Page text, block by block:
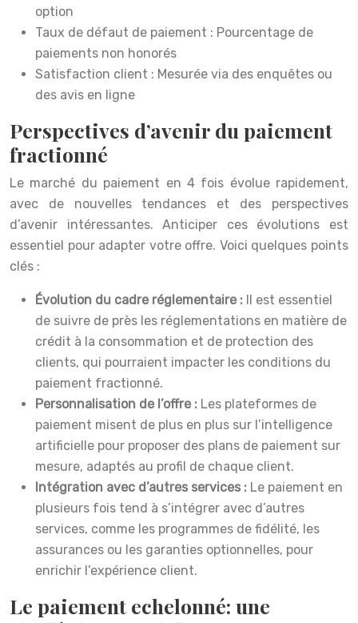
option
Taux de défaut de paiement : Pourcentage de
paiements non honorés
Satisfaction client : Mesurée via des enquêtes ou
des avis en ligne
Perspectives d’avenir du paiement
fractionné
Le marché du paiement en 4 fois évolue rapidement,
avec de nouvelles tendances et des perspectives
d’avenir intéressantes. Anticiper ces évolutions est
essentiel pour adapter votre offre. Voici quelques points
clés :
Évolution du cadre réglementaire : Il est essentiel
de suivre de près les réglementations en matière de
crédit à la consommation et de protection des
clients, qui pourraient impacter les conditions du
paiement fractionné.
Personnalisation de l’offre : Les plateformes de
paiement misent de plus en plus sur l’intelligence
artificielle pour proposer des plans de paiement sur
mesure, adaptés au profil de chaque client.
Intégration avec d’autres services : Le paiement en
plusieurs fois tend à s’intégrer avec d’autres
services, comme les programmes de fidélité, les
assurances ou les garanties optionnelles, pour
enrichir l’expérience client.
Le paiement echelonné: une